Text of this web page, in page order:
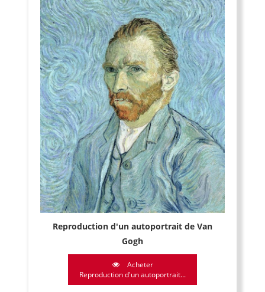
Reproduction d'un autoportrait de Van
Gogh
Acheter
Reproduction d'un autoportrait...